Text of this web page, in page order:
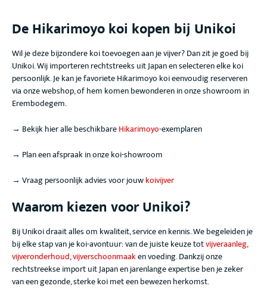
De Hikarimoyo koi kopen bij Unikoi
Wil je deze bijzondere koi toevoegen aan je vijver? Dan zit je goed bij
Unikoi. Wij importeren rechtstreeks uit Japan en selecteren elke koi
persoonlijk. Je kan je favoriete Hikarimoyo koieenvoudig reserveren
via onze webshop, of hem komen bewonderen in onze showroom in
Erembodegem.
→ Bekijk hier alle beschikbareHikarimoyo-exemplaren
→ Plan een afspraak in onze koi-showroom
→ Vraag persoonlijk advies voor jouwkoivijver
Waarom kiezen voor Unikoi?
Bij Unikoi draait alles om kwaliteit, service en kennis. We begeleiden je
bij elke stap van je koi-avontuur: van de juiste keuze totvijveraanleg,
vijveronderhoud,vijverschoonmaaken voeding. Dankzij onze
rechtstreekse import uit Japan en jarenlange expertise ben je zeker
van een gezonde, sterke koi met een bewezen herkomst.